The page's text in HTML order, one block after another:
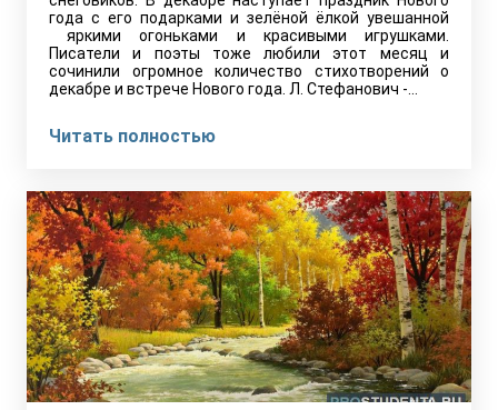
года с его подарками и зелёной ёлкой увешанной
яркими огоньками и красивыми игрушками.
Писатели и поэты тоже любили этот месяц и
сочинили огромное количество стихотворений о
декабре и встрече Нового года. Л. Стефанович -…
Читать полностью